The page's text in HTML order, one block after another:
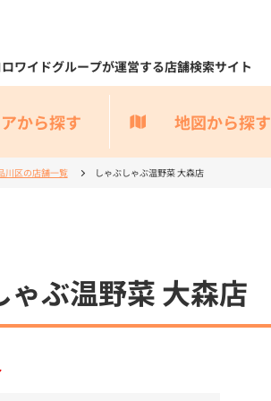
ロワイドグループが運営する店舗検索サイト
から探す 地図から探す
川区の店舗一覧 しゃぶしゃぶ温野菜 大森店
ゃぶ温野菜 大森店